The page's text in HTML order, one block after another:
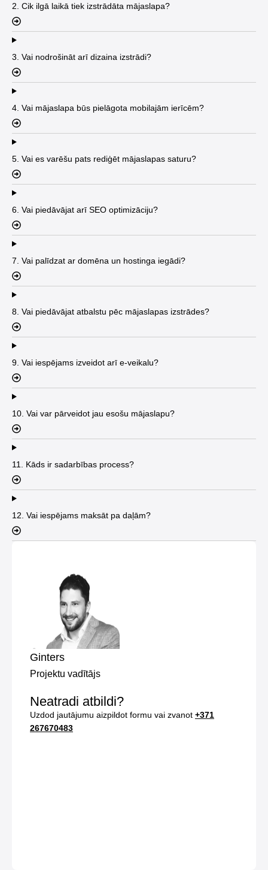
2. Cik ilgā laikā tiek izstrādāta mājaslapa?
3. Vai nodrošināt arī dizaina izstrādi?
4. Vai mājaslapa būs pielāgota mobilajām ierīcēm?
5. Vai es varēšu pats rediģēt mājaslapas saturu?
6. Vai piedāvājat arī SEO optimizāciju?
7. Vai palīdzat ar domēna un hostinga iegādi?
8. Vai piedāvājat atbalstu pēc mājaslapas izstrādes?
9. Vai iespējams izveidot arī e-veikalu?
10. Vai var pārveidot jau esošu mājaslapu?
11. Kāds ir sadarbības process?
12. Vai iespējams maksāt pa daļām?
Ginters
Projektu vadītājs
Neatradi atbildi?
Uzdod jautājumu aizpildot formu vai zvanot +371
267670483